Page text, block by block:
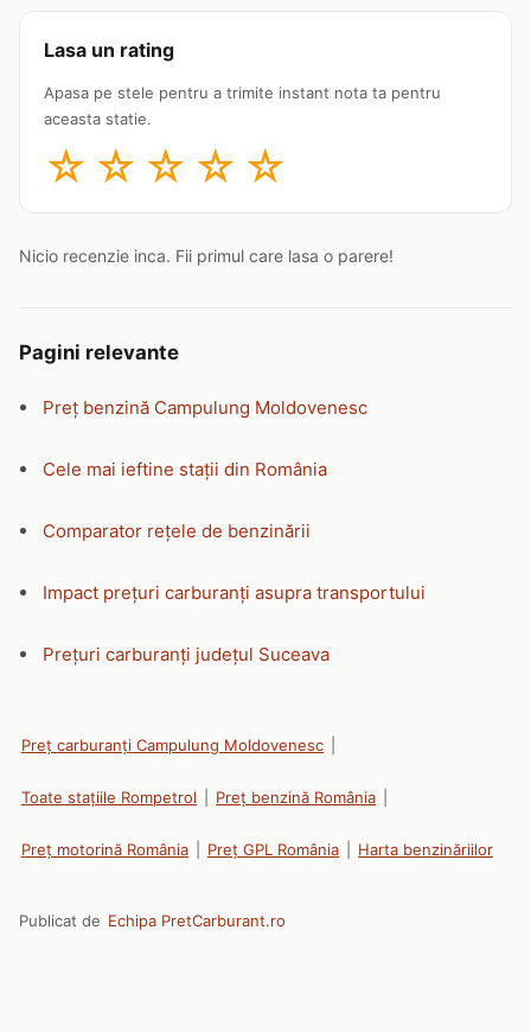
Lasa un rating
Apasa pe stele pentru a trimite instant nota ta pentru
aceasta statie.
☆ ☆ ☆ ☆ ☆
Nicio recenzie inca. Fii primul care lasa o parere!
Pagini relevante
Preț benzină Campulung Moldovenesc
Cele mai ieftine stații din România
Comparator rețele de benzinării
Impact prețuri carburanți asupra transportului
Prețuri carburanți județul Suceava
Preț carburanți Campulung Moldovenesc
Toate stațiile Rompetrol Preț benzină România
Preț motorină România Preț GPL România Harta benzinăriilor
Publicat de Echipa PretCarburant.ro